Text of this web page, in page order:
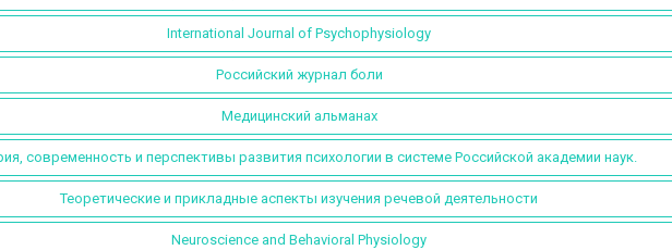
International Journal of Psychophysiology
Российский журнал боли
Медицинский альманах
современность и перспективы развития психологии в системе Российской академии наук.
Теоретические и прикладные аспекты изучения речевой деятельности
Neuroscience and Behavioral Physiology